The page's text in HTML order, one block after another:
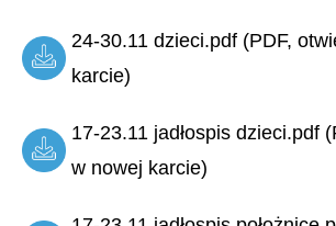
24-30.11 dzieci.pdf (PDF,
karcie)
17-23.11 jadłospis dzieci.pdf
w nowej karcie)